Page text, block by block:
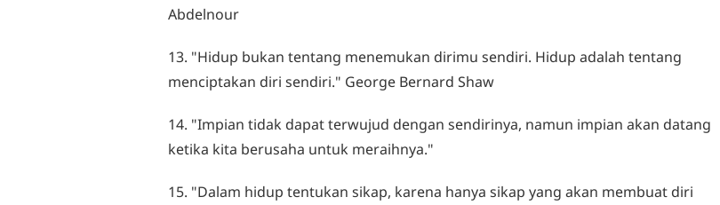
Abdelnour
13. "Hidup bukan tentang menemukan dirimu sendiri. Hidup adalah tentang
menciptakan diri sendiri." George Bernard Shaw
14. "Impian tidak dapat terwujud dengan sendirinya, namun impian akan datang
ketika kita berusaha untuk meraihnya."
15. "Dalam hidup tentukan sikap, karena hanya sikap yang akan membuat diri